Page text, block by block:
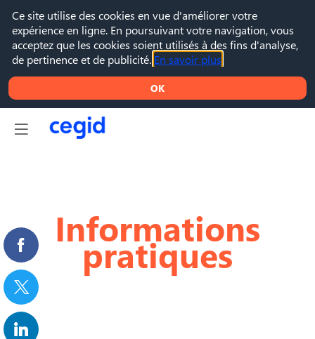
Informations
pratiques
Ce site utilise des cookies en vue d'améliorer votre
expérience en ligne. En poursuivant votre navigation, vous
acceptez que les cookies soient utilisés à des fins d'analyse,
de pertinence et de publicité. En savoir plus
OK